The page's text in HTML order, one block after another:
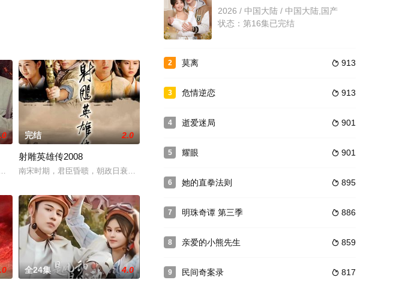
拨凌渊与东凌皇的父子
金的壬田出发，翻越武夷山南麓，向福建长汀前进，
完结 2.0
射雕英雄传2008
南宋时期，君臣昏聩，朝政日衰，大金国虎视眈眈，而蒙古雄鹰成吉思汗表面联宋伐金，暗地
全24集 4.0
2026 / 中国大陆 / 中国大陆,国产
状态：第16集已完结
2  913
莫离
3  913
危情逆恋
4  901
逝爱迷局
5  901
耀眼
6  895
她的直拳法则
7  886
明珠奇谭 第三季
8  859
亲爱的小熊先生
9  817
民间奇案录